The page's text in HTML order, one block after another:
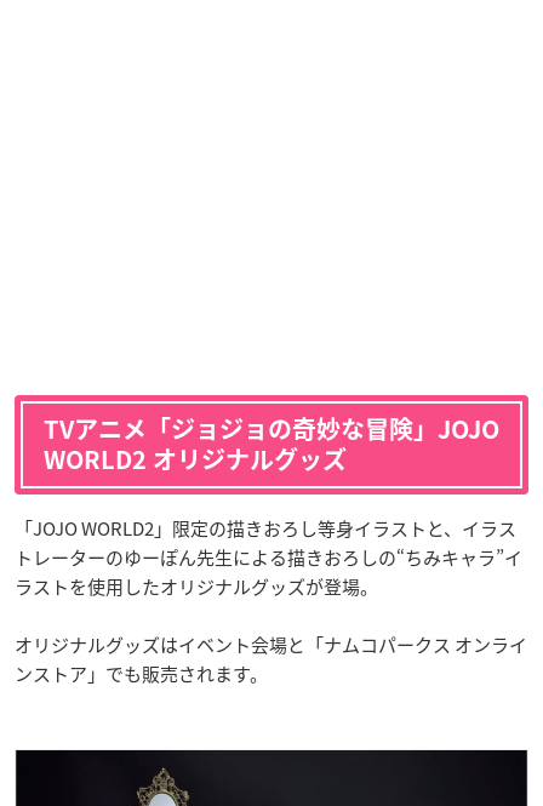
TVアニメ「ジョジョの奇妙な冒険」 JOJO
WORLD2 オリジナルグッズ
「JOJO WORLD2」限定の描きおろし等身イラストと、イラス
トレーターのゆーぽん先生による描きおろしの“ちみキャラ”イ
ラストを使用したオリジナルグッズが登場。
オリジナルグッズはイベント会場と「ナムコパークス オンライ
ンストア」でも販売されます。